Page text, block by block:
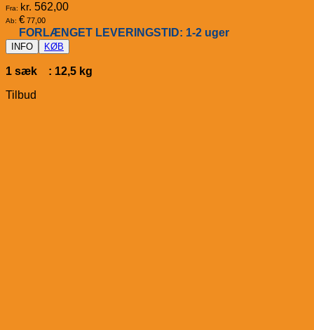
Fra: kr. 562,00
Ab: € 77,00
FORLÆNGET LEVERINGSTID: 1-2 uger
INFO KØB
1 sæk : 12,5 kg
Tilbud